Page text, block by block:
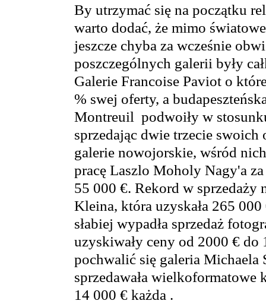
By utrzymać się na początku
warto dodać, że mimo
jeszcze chyba za wcześnie
poszczególnych galerii były
Galerie Francoise Paviot o
% swej oferty, a
Montreuil podwoiły w
sprzedając dwie trzecie
galerie nowojorskie, wśród
pracę Laszlo Moholy Nagy'a
55 000 €. Rekord w sprzedaży
Kleina, która uzyskała 265
słabiej wypadła sprzedaż
uzyskiwały ceny od 2000 € do
pochwalić się galeria
sprzedawała
14 000 € każda .